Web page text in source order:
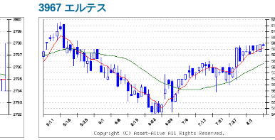
3967 エルテス